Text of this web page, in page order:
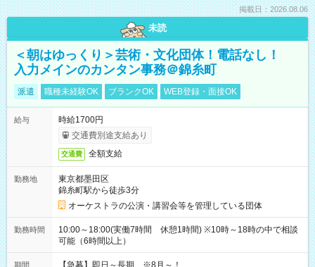
掲載日：2026.08.06
未読
＜朝はゆっくり＞芸術・文化団体！電話なし！
入力メインのカンタン事務＠錦糸町
派遣 職種未経験OK ブランクOK WEB登録・面接OK
給与
時給1700円
交通費別途支給あり
交通費 全額支給
勤務地
東京都墨田区
錦糸町駅から徒歩3分
オーケストラの公演・講習会等を管理している団体
勤務時間
10:00～18:00(実働7時間 休憩1時間) ※10時～18時の中で相談
可能（6時間以上）
期間 【急募】即日～長期 ※8月～！